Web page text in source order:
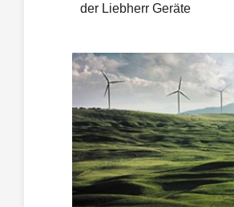
der Liebherr Geräte